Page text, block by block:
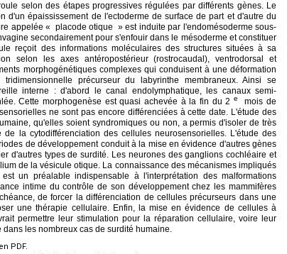
selon des étapes progressives régulées par différents gènes. Le
d'un épaississement de l'ectoderme de surface de part et d'autre du
appelée « placode otique » est induite par l'endomésoderme sous-
secondairement pour s'enfouir dans le mésoderme et constituer
reçoit des informations moléculaires des structures situées à sa
selon les axes antéropostérieur (rostrocaudal), ventrodorsal et
morphogénétiques complexes qui conduisent à une déformation
précurseur du labyrinthe membraneux. Ainsi se
interne : d'abord le canal endolymphatique, les canaux semi-
Cette morphogenèse est quasi achevée à la fin du 2 e
mois de
ne sont pas encore différenciées à cette date. L'étude des
qu'elles soient syndromiques ou non, a permis d'isoler de très
la cytodifférenciation des cellules neurosensorielles. L'étude des
de développement conduit à la mise en évidence d'autres gènes
d'autres types de surdité. Les neurones des ganglions cochléaire et
de la vésicule otique. La connaissance des mécanismes impliqués
un préalable indispensable à l'interprétation des malformations
intime du contrôle de son développement chez les mammifères
de forcer la différenciation de cellules précurseurs dans une
une thérapie cellulaire. Enfin, la mise en évidence de cellules à
permettre leur stimulation pour la réparation cellulaire, voire leur
les nombreux cas de surdité humaine.
PDF.